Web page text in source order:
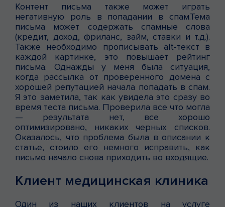
Контент письма также может играть
негативную роль в попадании в спам.Тема
письма может содержать спамные слова
(кредит, доход, фриланс, займ, ставки и т.д.).
Также необходимо прописывать alt-текст в
каждой картинке, это повышает рейтинг
письма. Однажды у меня была ситуация,
когда рассылка от проверенного домена с
хорошей репутацией начала попадать в спам.
Я это заметила, так как увидела это сразу во
время теста письма. Проверила все что могла
— результата нет, все хорошо
оптимизировано, никаких черных списков.
Оказалось, что проблема была в описании к
статье, стоило его немного исправить, как
письмо начало снова приходить во входящие.
Клиент медицинская клиника
Один из наших клиентов на услуге